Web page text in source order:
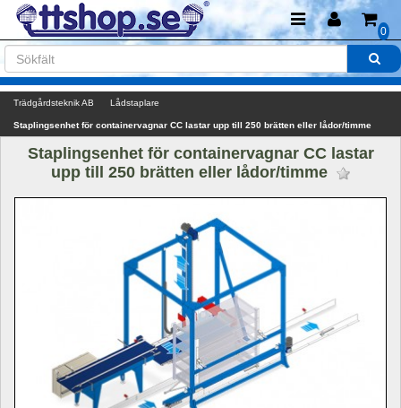
0
Trädgårdsteknik AB Lådstaplare
Staplingsenhet för containervagnar CC lastar upp till 250 brätten eller lådor/timme
Staplingsenhet för containervagnar CC lastar
upp till 250 brätten eller lådor/timme